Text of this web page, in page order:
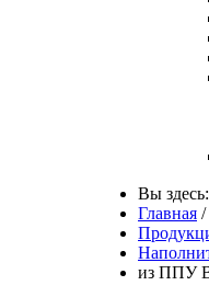
Вы здесь:
Главная /
из ППУ